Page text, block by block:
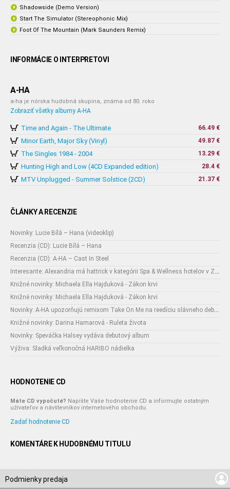
Shadowside (Demo Version)
Start The Simulator (Stereophonic Mix)
Foot Of The Mountain (Mark Saunders Remix)
INFORMÁCIE O INTERPRETOVI
A-HA
a-ha je nórska hudobná skupina, známa od 80. roko
Zobraziť všetky albumy A-HA
Time and Again - The Ultimate 66.49 €
Minor Earth, Major Sky (Vinyl) 49.87 €
The Singles 1984 - 2004 13.29 €
Hunting High and Low (4CD Expanded edition) 28.4 €
MTV Unplugged - Summer Solstice (2CD) 21.37 €
ČLÁNKY A RECENZIE
Novinky: Lucie Bílá – Hana (videoklip)
Recenzia (CD): Lucie Bílá – Hana
Recenzia (CD): A-HA – Cast In Steel
Interesante: Alexandria má hattrick v kategórii Spa & Wellness hotelov v Zlínskom kraji
Knižné novinky: Michaela Ella Hajduková - Zákon krvi
Knižné novinky: Michaela Ella Hajduková - Zákon krvi
Novinky: A-HA upozorňujú remixom Take On Me na reedíciu slávneho debutu
Knižné novinky: Darina Hamarová - Ruleta života
Novinky: Speváčka Halsey vydáva debutový album
Výživa: Sladká veľkonočná HARIBO nádielka
HODNOTENIE CD
Máte CD vypočuté? Napíšte Vaše hodnotenie CD a informujte ostatným
užívateľov a návštevníkov internetového obchodu.
Zadať hodnotenie CD
KOMENTÁRE K HUDOBNÉMU TITULU
Podmienky predaja